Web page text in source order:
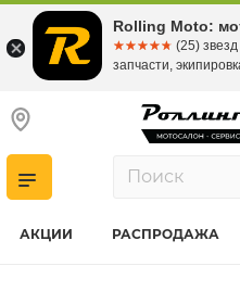
АКЦИИ РАСПРОДАЖА
Rolling Moto:
☆☆☆☆☆
★★★★★ (25) звезд
запчасти,